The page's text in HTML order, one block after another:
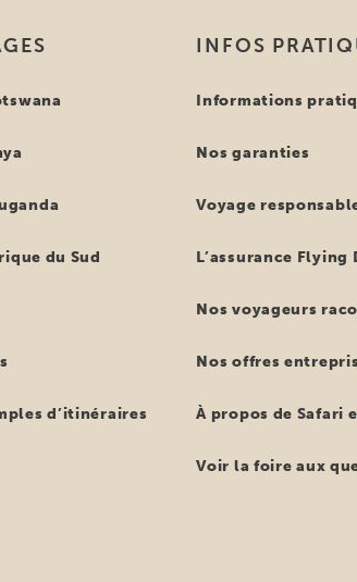
du Sud
d’itinéraires
INFOS
Informations
Nos garanties
Voyage
L’assurance Flying
Nos voyageurs
Nos offres
À propos de Safari
Voir la foire aux